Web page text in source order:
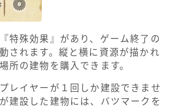
特殊効果』があり、ゲーム終了の
されます。縦と横に資源が描かれ
所の建物を購入できます。
レイヤーが１回しか建設できませ
建設した建物には、バツマークを